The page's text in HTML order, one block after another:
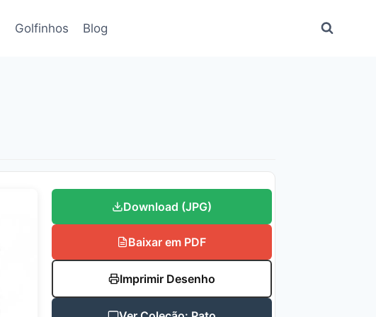
Golfinhos Blog
Download (JPG)
Baixar em PDF
Imprimir Desenho